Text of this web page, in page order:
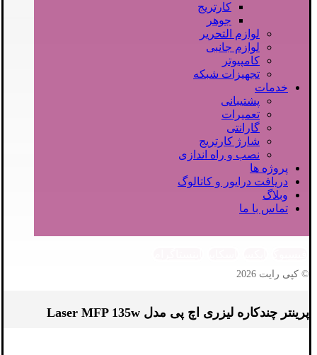
کارتریج
جوهر
لوازم التحریر
لوازم جانبی
کامپیوتر
تجهیزات شبکه
خدمات
پشتیبانی
تعمیرات
گارانتی
شارژ کارتریج
نصب و راه اندازی
پروژه ها
دریافت درایور و کاتالوگ
وبلاگ
تماس با ما
© کپی رایت 2026
پرینتر چندکاره لیزری اچ پی مدل Laser MFP 135w